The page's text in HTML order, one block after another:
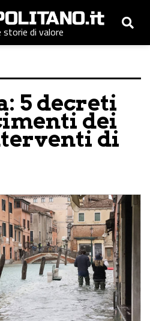
storie di valore
5 decreti
dei
di